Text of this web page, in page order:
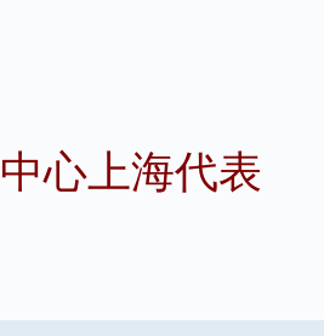
心上海代表